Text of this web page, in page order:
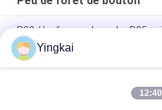
R32 / Le forage de roche R25
de peu de perceuse de carbure
Adaptateur pilote de dérive et
Yingkai